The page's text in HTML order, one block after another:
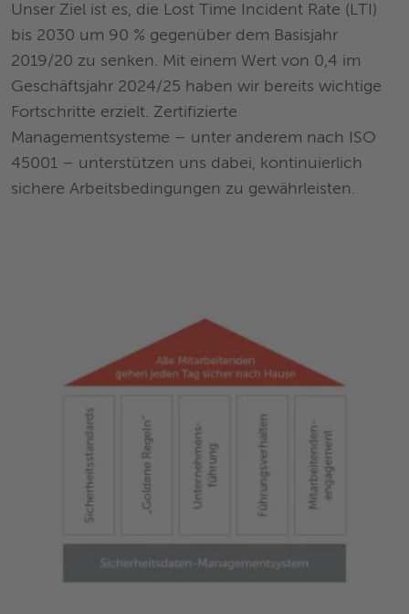
Unser Ziel ist es, die Lost Time Incident Rate (LTI)
bis 2030 um 90 % gegenüber dem Basisjahr
2019/20 zu senken. Mit einem Wert von 0,4 im
Geschäftsjahr 2024/25 haben wir bereits wichtige
Fortschritte erzielt. Zertifizierte
Managementsysteme – unter anderem nach ISO
45001 – unterstützen uns dabei, kontinuierlich
sichere Arbeitsbedingungen zu gewährleisten.